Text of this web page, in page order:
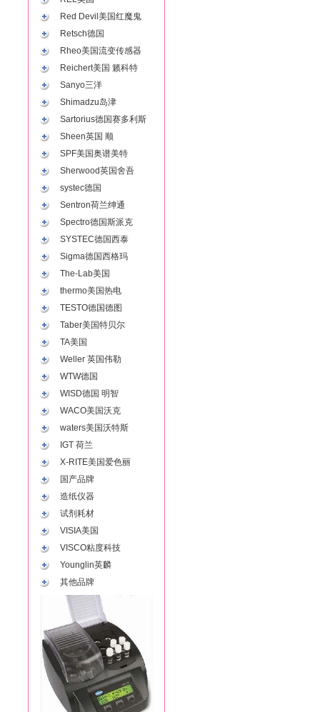
Red Devil美国红魔鬼
Retsch德国
Rheo美国流变传感器
Reichert美国 籁科特
Sanyo三洋
Shimadzu岛津
Sartorius德国赛多利斯
Sheen英国 顺
SPF美国奥谱美特
Sherwood英国舍吾
systec德国
Sentron荷兰绅通
Spectro德国斯派克
SYSTEC德国西泰
Sigma德国西格玛
The-Lab美国
thermo美国热电
TESTO德国德图
Taber美国特贝尔
TA美国
Weller 英国伟勒
WTW德国
WISD德国 明智
WACO美国沃克
waters美国沃特斯
IGT 荷兰
X-RITE美国爱色丽
国产品牌
造纸仪器
试剂耗材
VISIA美国
VISCO粘度科技
Younglin英麟
其他品牌